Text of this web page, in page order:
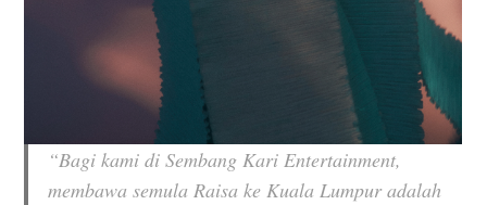
“Bagi kami di Sembang Kari Entertainment,
membawa semula Raisa ke Kuala Lumpur adalah